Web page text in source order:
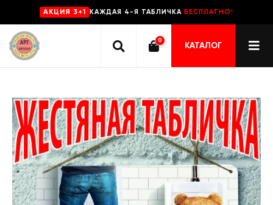
AKЦИЯ 3+1 КАЖДАЯ 4-Я ТАБЛИЧКА БЕСПЛАТНО!
0
КАТАЛОГ